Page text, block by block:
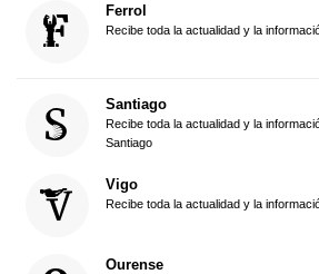
Ferrol
Recibe toda la actualidad y la
Santiago
Recibe toda la actualidad y la
Santiago
Vigo
Recibe toda la actualidad y la
Ourense